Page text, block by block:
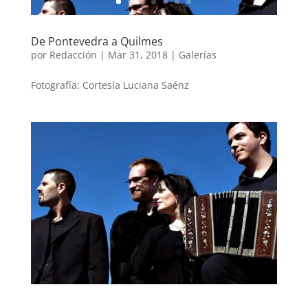
De Pontevedra a Quilmes
por Redacción | Mar 31, 2018| Galerías
Fotografía: Cortesía Luciana Saénz